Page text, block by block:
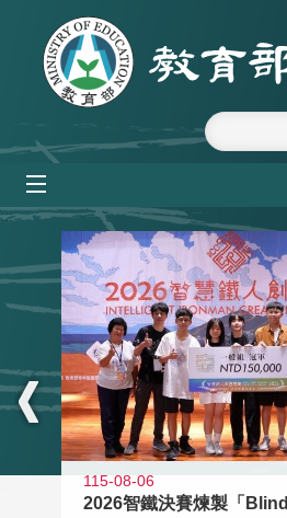
跳到主要內容區塊
:::
115-08-06
2026智鐵決賽煉製「Blind